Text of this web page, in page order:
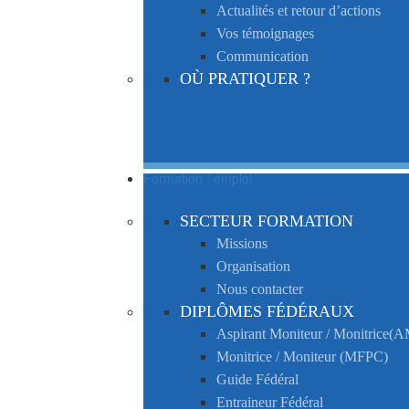
Actualités et retour d’actions
Vos témoignages
Communication
OÙ PRATIQUER ?
Formation / emploi
SECTEUR FORMATION
Missions
Organisation
Nous contacter
DIPLÔMES FÉDÉRAUX
Aspirant Moniteur /
Monitrice / Moniteur (MFPC)
Guide Fédéral
Entraineur Fédéral